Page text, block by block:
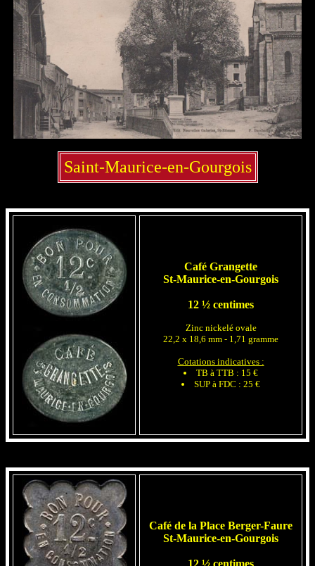
Saint-Maurice-en-Gourgois
Café Grangette
St-Maurice-en-Gourgois
12 ½ centimes
Zinc nickelé ovale
22,2 x 18,6 mm - 1,71 gramme
Cotations indicatives :
TB à TTB : 15 €
SUP à FDC : 25 €
Café de la Place Berger-Faure
St-Maurice-en-Gourgois
12 ½ centimes